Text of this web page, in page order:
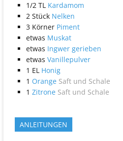
1/2 TL Kardamom
2 Stück Nelken
3 Körner Piment
etwas Muskat
etwas Ingwer gerieben
etwas Vanillepulver
1 EL Honig
1 Orange Saft und Schale
1 Zitrone Saft und Schale
ANLEITUNGEN